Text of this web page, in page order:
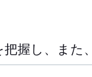
握し、また